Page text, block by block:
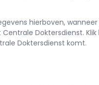
hierboven,
Centrale Doktersdienst. Klik
Doktersdienst komt.